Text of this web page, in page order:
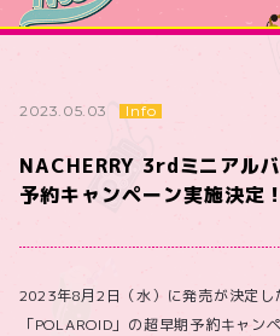
2023.05.03 Info
NACHERRY 3rdミニアル
予約キャンペーン実施決定！
2023年8月2日（水）に発売が決定
「POLAROID」の超早期予約キャン